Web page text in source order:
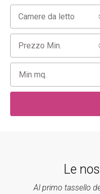
Camere da letto
Prezzo Min.
Le
Al primo tassello